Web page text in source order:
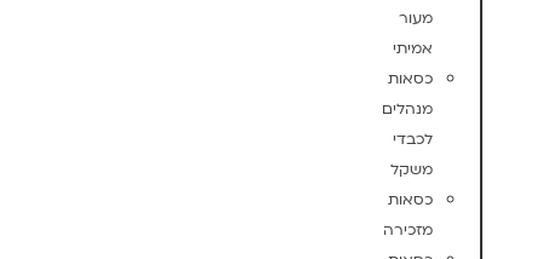
מעור
אמיתי
כסאות
מנהלים
לכבדי
משקל
כסאות
מזכירה